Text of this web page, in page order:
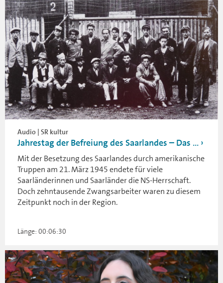
Audio | SR kultur
Jahrestag der Befreiung des Saarlandes – Das ...
Mit der Besetzung des Saarlandes durch amerikanische
Truppen am 21. März 1945 endete für viele
Saarländerinnen und Saarländer die NS-Herrschaft.
Doch zehntausende Zwangsarbeiter waren zu diesem
Zeitpunkt noch in der Region.
Länge: 00:06:30